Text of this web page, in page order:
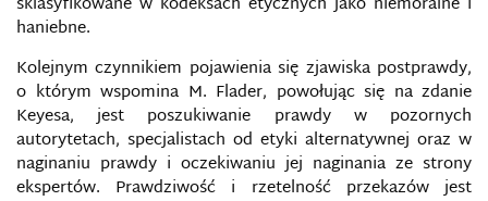
haniebne.
Kolejnym czynnikiem pojawienia się zjawiska postprawdy,
o którym wspomina M. Flader, powołując się na zdanie
Keyesa, jest poszukiwanie prawdy w pozornych
autorytetach, specjalistach od etyki alternatywnej oraz w
naginaniu prawdy i oczekiwaniu jej naginania ze strony
ekspertów. Prawdziwość i rzetelność przekazów jest
KASPERSKY LAB, LABORATORIA KASPERSKIEGO
KOMPETENCJE CYFROWE
KOMPETENCJE INFORMACYJNE